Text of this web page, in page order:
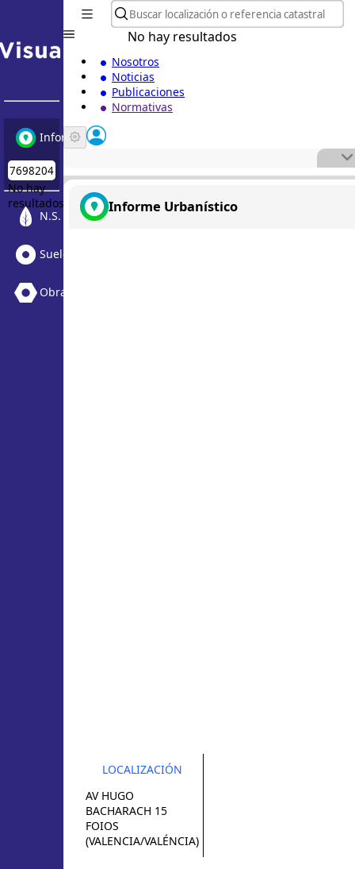
Informe Urbanístico
No hay
resultados
N.S. Medioambiental
Suelo Vacante + Obras
Obras
No hay resultados
Nosotros
Noticias
Publicaciones
Normativas
Informe Urbanístico
LOCALIZACIÓN
AV HUGO
BACHARACH 15
FOIOS
(VALENCIA/VALÉNCIA)